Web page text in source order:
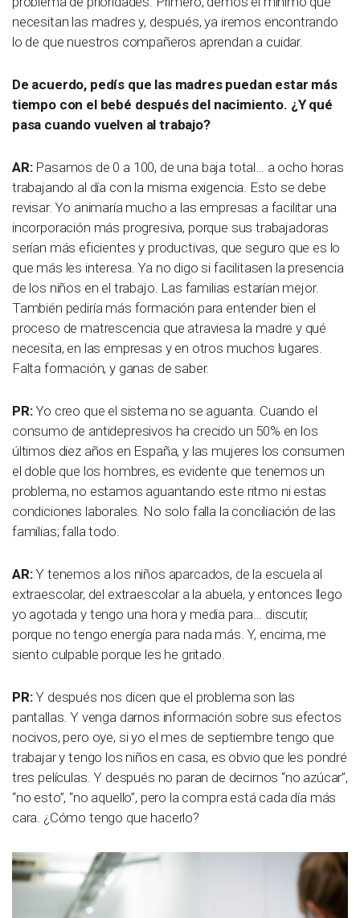
necesitan las madres y, después, ya iremos encontrando
lo de que nuestros compañeros aprendan a cuidar.
De acuerdo, pedís que las madres puedan estar más
tiempo con el bebé después del nacimiento. ¿Y qué
pasa cuando vuelven al trabajo?
AR:Pasamos de 0 a 100, de una baja total… a ocho horas
trabajando al día con la misma exigencia. Esto se debe
revisar. Yo animaría mucho a las empresas a facilitar una
incorporación más progresiva, porque sus trabajadoras
serían más eficientes y productivas, que seguro que es lo
que más les interesa. Ya no digo si facilitasen la presencia
de los niños en el trabajo. Las familias estarían mejor.
También pediría más formación para entender bien el
proceso de matrescencia que atraviesa la madre y qué
necesita, en las empresas y en otros muchos lugares.
Falta formación, y ganas de saber.
PR: Yo creo que el sistema no se aguanta. Cuando el
consumo de antidepresivos ha crecido un 50% en los
últimos diez años en España, y las mujeres los consumen
el doble que los hombres, es evidente que tenemos un
problema, no estamos aguantando este ritmo ni estas
condiciones laborales. No solo falla la conciliación de las
familias; falla todo.
AR: Y tenemos a los niños aparcados, de la escuela al
extraescolar, del extraescolar a la abuela, y entonces llego
yo agotada y tengo una hora y media para… discutir,
porque no tengo energía para nada más. Y, encima, me
siento culpable porque les he gritado.
PR:Y después nos dicen que el problema son las
pantallas. Y venga darnos información sobre sus efectos
nocivos, pero oye, si yo el mes de septiembre tengo que
trabajar y tengo los niños en casa, es obvio que les pondré
tres películas. Y después no paran de decirnos “no azúcar”,
“no esto”, “no aquello”, pero la compra está cada día más
cara. ¿Cómo tengo que hacerlo?